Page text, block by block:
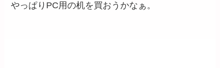
やっぱりPC用の机を買おうかなぁ。